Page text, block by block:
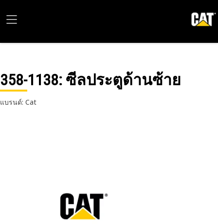
358-1138: ซีลประตูด้านซ้าย
แบรนด์: Cat